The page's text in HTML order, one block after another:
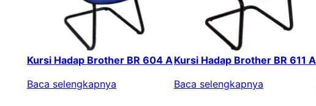
Kursi Hadap Brother BR 604 A
Baca selengkapnya
Kursi Hadap Brother BR 611 A
Baca selengkapnya